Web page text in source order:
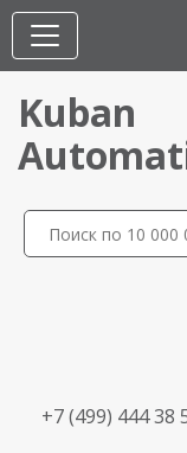
Kuban
+7 (499) 444 38